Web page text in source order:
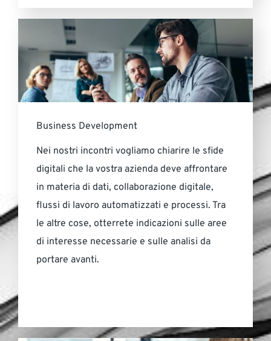
Business Development
Nei nostri incontri vogliamo chiarire le sfide
digitali che la vostra azienda deve affrontare
in materia di dati, collaborazione digitale,
flussi di lavoro automatizzati e processi. Tra
le altre cose, otterrete indicazioni sulle aree
di interesse necessarie e sulle analisi da
portare avanti.